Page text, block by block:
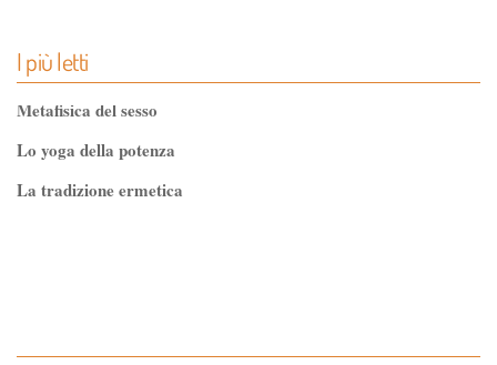
I più letti
Metafisica del sesso
Lo yoga della potenza
La tradizione ermetica